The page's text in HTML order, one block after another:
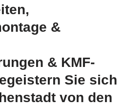
&
& KMF-
Sie sich
von den